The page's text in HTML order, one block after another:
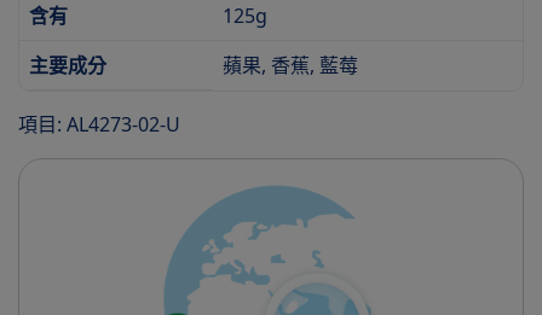
含有
125g
主要成分
蘋果, 香蕉, 藍莓
項目: AL4273-02-U